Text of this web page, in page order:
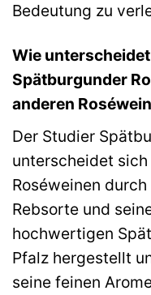
Bedeutung zu
Wie
Spätburgunder
anderen
Der Studier
unterscheidet
Roséweinen
Rebsorte und
hochwertigen
Pfalz hergestellt
seine feinen